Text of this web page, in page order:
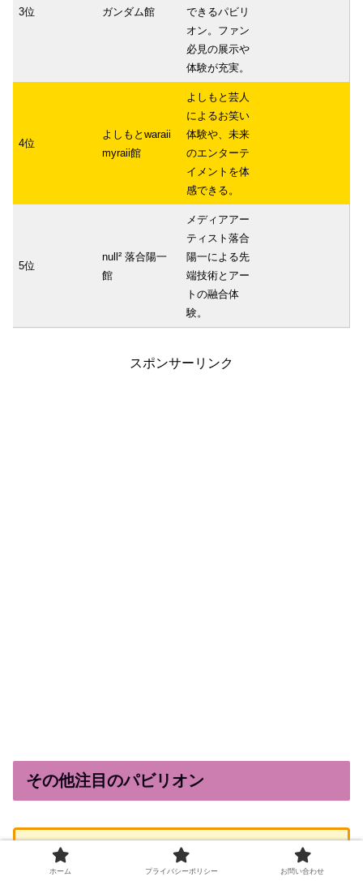
3位 ガンダム館
できるパビリ
オン。ファン
必見の展示や
体験が充実。
4位
よしもとwaraii
myraii館
よしもと芸人
によるお笑い
体験や、未来
のエンターテ
イメントを体
感できる。
5位
null² 落合陽一
館
メディアアー
ティスト落合
陽一による先
端技術とアー
トの融合体
験。
スポンサーリンク
その他注目のパビリオン
アメリカパビリオン
宇宙探査体験など、最先端の科学技術をテー
ホーム プライバシーポリシー お問い合わせ